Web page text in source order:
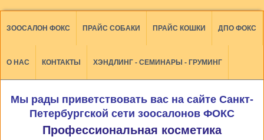
ЗООСАЛОН ФОКС ПРАЙС СОБАКИ ПРАЙС КОШКИ ДПО ФОКС
О НАС КОНТАКТЫ ХЭНДЛИНГ - СЕМИНАРЫ - ГРУМИНГ
Мы рады приветствовать вас на сайте Санкт-
Петербургской сети зоосалонов ФОКС
Профессиональная косметика